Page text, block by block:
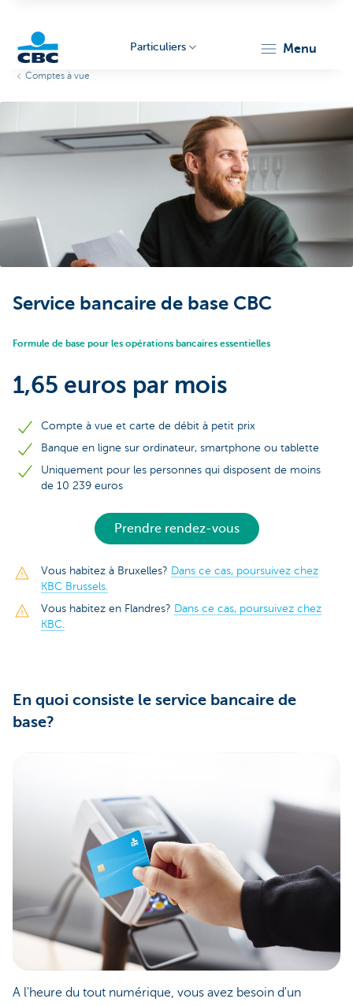
Particuliers menu
Comptes à vue
Service bancaire de base CBC
Formule de base pour les opérations bancaires essentielles
1,65 euros par mois
Compte à vue et carte de débit à petit prix
Banque en ligne sur ordinateur, smartphone ou tablette
Uniquement pour les personnes qui disposent de moins
de 10 239 euros
Prendre rendez-vous
Vous habitez à Bruxelles? Dans ce cas, poursuivez chez
KBC Brussels.
Vous habitez en Flandres? Dans ce cas, poursuivez chez
KBC.
En quoi consiste le service bancaire de
base?
A l'heure du tout numérique, vous avez besoin d'un